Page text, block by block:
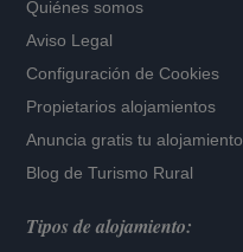
Quiénes somos
Aviso Legal
Configuración de Cookies
Propietarios alojamientos
Anuncia gratis tu alojamiento
Blog de Turismo Rural
Tipos de alojamiento: